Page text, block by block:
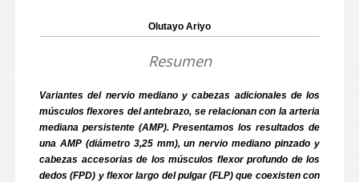
Olutayo Ariyo
Resumen
Variantes del nervio mediano y cabezas adicionales de los
músculos flexores del antebrazo, se relacionan con la arteria
mediana persistente (AMP). Presentamos los resultados de
una AMP (diámetro 3,25 mm), un nervio mediano pinzado y
cabezas accesorias de los músculos flexor profundo de los
dedos (FPD) y flexor largo del pulgar (FLP) que coexisten con